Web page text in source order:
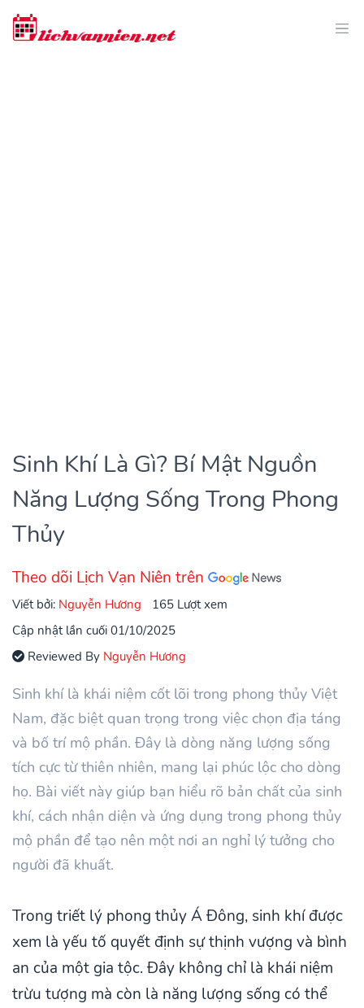
Sinh Khí Là Gì? Bí Mật Nguồn
Năng Lượng Sống Trong Phong
Thủy
Theo dõi Lịch Vạn Niên trên
Viết bởi: Nguyễn Hương
165 Lượt xem
Cập nhật lần cuối 01/10/2025
Reviewed By Nguyễn Hương
Sinh khí là khái niệm cốt lõi trong phong thủy Việt
Nam, đặc biệt quan trọng trong việc chọn địa táng
và bố trí mộ phần. Đây là dòng năng lượng sống
tích cực từ thiên nhiên, mang lại phúc lộc cho dòng
họ. Bài viết này giúp bạn hiểu rõ bản chất của sinh
khí, cách nhận diện và ứng dụng trong phong thủy
mộ phần để tạo nên một nơi an nghỉ lý tưởng cho
người đã khuất.
Trong triết lý phong thủy Á Đông, sinh khí được
xem là yếu tố quyết định sự thịnh vượng và bình
an của một gia tộc. Đây không chỉ là khái niệm
trừu tượng mà còn là năng lượng sống có thể